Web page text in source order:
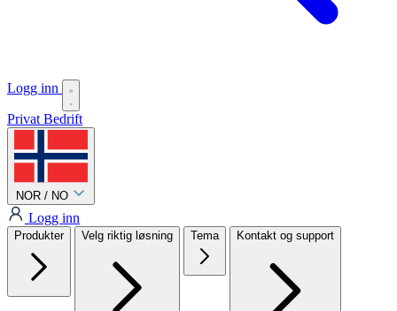
Logg inn
Privat Bedrift
NOR / NO
Logg inn
Produkter Velg riktig løsning Tema Kontakt og support